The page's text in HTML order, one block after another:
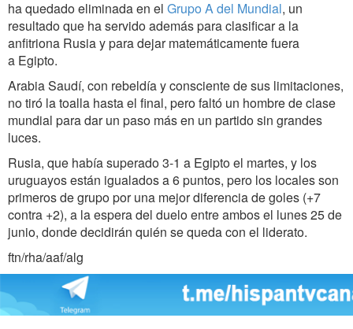
ha quedado eliminada en el Grupo A del Mundial, un
resultado que ha servido además para clasificar a la
anfitriona Rusia y para dejar matemáticamente fuera
a Egipto.
Arabia Saudí, con rebeldía y consciente de sus limitaciones,
no tiró la toalla hasta el final, pero faltó un hombre de clase
mundial para dar un paso más en un partido sin grandes
luces.
Rusia, que había superado 3-1 a Egipto el martes, y los
uruguayos están igualados a 6 puntos, pero los locales son
primeros de grupo por una mejor diferencia de goles (+7
contra +2), a la espera del duelo entre ambos el lunes 25 de
junio, donde decidirán quién se queda con el liderato.
ftn/rha/aaf/alg